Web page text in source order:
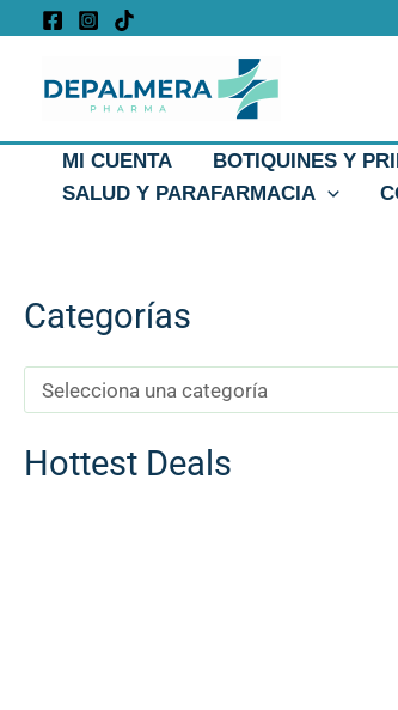
contenido
MI CUENTA BOTIQUINES Y
SALUD Y PARAFARMACIA
Categorías
Hottest Deals